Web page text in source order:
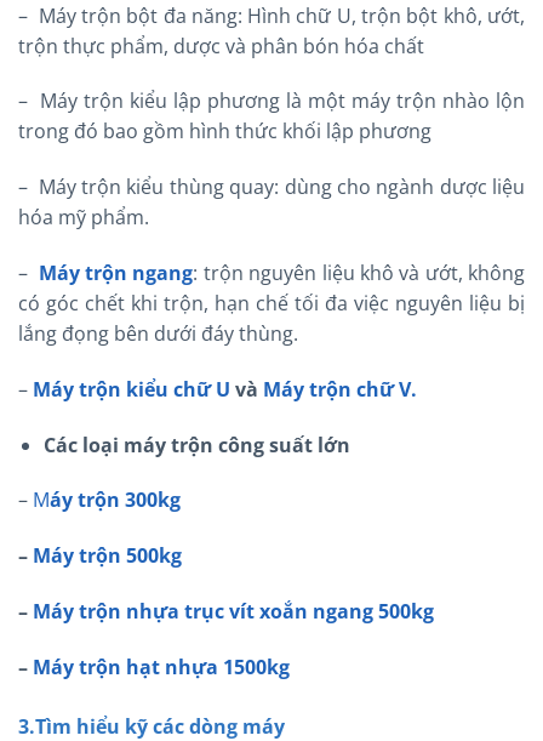
– Máy trộn bột đa năng: Hình chữ U, trộn bột khô, ướt,
trộn thực phẩm, dược và phân bón hóa chất
– Máy trộn kiểu lập phương là một máy trộn nhào lộn
trong đó bao gồm hình thức khối lập phương
– Máy trộn kiểu thùng quay: dùng cho ngành dược liệu
hóa mỹ phẩm.
– Máy trộn ngang: trộn nguyên liệu khô và ướt, không
có góc chết khi trộn, hạn chế tối đa việc nguyên liệu bị
lắng đọng bên dưới đáy thùng.
– Máy trộn kiểu chữ U và Máy trộn chữ V.
Các loại máy trộn công suất lớn
– Máy trộn 300kg
– Máy trộn 500kg
– Máy trộn nhựa trục vít xoắn ngang 500kg
– Máy trộn hạt nhựa 1500kg
3.Tìm hiểu kỹ các dòng máy